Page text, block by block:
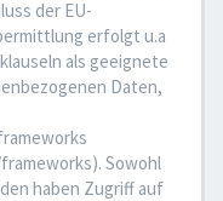
der EU-
erfolgt u.a
als geeignete
Daten,
Sowohl
haben Zugriff auf